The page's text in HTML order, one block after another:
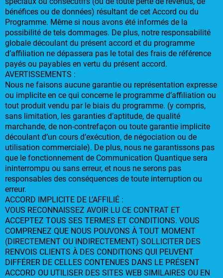
bénéfices ou de données) résultant de cet Accord ou du
Programme. Même si nous avons été informés de la
possibilité de tels dommages. De plus, notre responsabilité
globale découlant du présent accord et du programme
d’affiliation ne dépassera pas le total des frais de référence
payés ou payables en vertu du présent accord.
AVERTISSEMENTS :
Nous ne faisons aucune garantie ou représentation expresse
ou implicite en ce qui concerne le programme d’affiliation ou
tout produit vendu par le biais du programme. (y compris,
sans limitation, les garanties d’aptitude, de qualité
marchande, de non-contrefaçon ou toute garantie implicite
découlant d’un cours d’exécution, de négociation ou de
utilisation commerciale). De plus, nous ne garantissons pas
que le fonctionnement de Communication Quantique sera
ininterrompu ou sans erreur, et nous ne serons pas
responsables des conséquences de toute interruption ou
erreur.
ACCORD IMPLICITE DE L’AFFILIÉ :
VOUS RECONNAISSEZ AVOIR LU CE CONTRAT ET
ACCEPTEZ TOUS SES TERMES ET CONDITIONS. VOUS
COMPRENEZ QUE NOUS POUVONS À TOUT MOMENT
(DIRECTEMENT OU INDIRECTEMENT) SOLLICITER DES
RENVOIS CLIENTS À DES CONDITIONS QUI PEUVENT
DIFFÉRER DE CELLES CONTENUES DANS LE PRÉSENT
ACCORD OU UTILISER DES SITES WEB SIMILAIRES OU EN